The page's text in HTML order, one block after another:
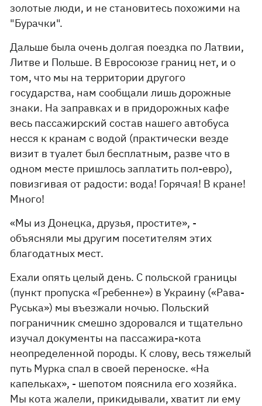
золотые люди, и не становитесь похожими на
"Бурачки".
Дальше была очень долгая поездка по Латвии,
Литве и Польше. В Евросоюзе границ нет, и о
том, что мы на территории другого
государства, нам сообщали лишь дорожные
знаки. На заправках и в придорожных кафе
весь пассажирский состав нашего автобуса
несся к кранам с водой (практически везде
визит в туалет был бесплатным, разве что в
одном месте пришлось заплатить пол-евро),
повизгивая от радости: вода! Горячая! В кране!
Много!
«Мы из Донецка, друзья, простите», -
объясняли мы другим посетителям этих
благодатных мест.
Ехали опять целый день. С польской границы
(пункт пропуска «Гребенне») в Украину («Рава-
Руська») мы въезжали ночью. Польский
пограничник смешно здоровался и тщательно
изучал документы на пассажира-кота
неопределенной породы. К слову, весь тяжелый
путь Мурка спал в своей переноске. «На
капельках», - шепотом пояснила его хозяйка.
Мы кота жалели, прикидывали, хватит ли ему